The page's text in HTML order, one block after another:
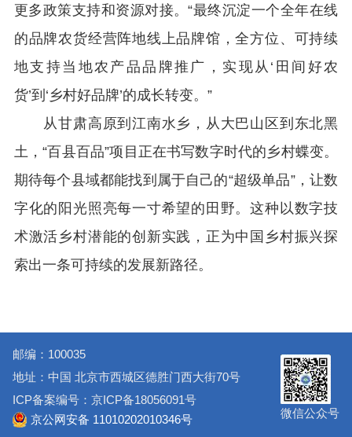
更多政策支持和资源对接。“最终沉淀一个全年在线
的品牌农货经营阵地线上品牌馆，全方位、可持续
地支持当地农产品品牌推广，实现从‘田间好农
货’到‘乡村好品牌’的成长转变。”
从甘肃高原到江南水乡，从大巴山区到东北黑
土，“百县百品”项目正在书写数字时代的乡村蝶变。
期待每个县域都能找到属于自己的“超级单品”，让数
字化的阳光照亮每一寸希望的田野。这种以数字技
术激活乡村潜能的创新实践，正为中国乡村振兴探
索出一条可持续的发展新路径。
邮编：100035
地址：中国 北京市西城区德胜门西大街70号
ICP备案编号：京ICP备18056091号
京公网安备 11010202010346号
微信公众号